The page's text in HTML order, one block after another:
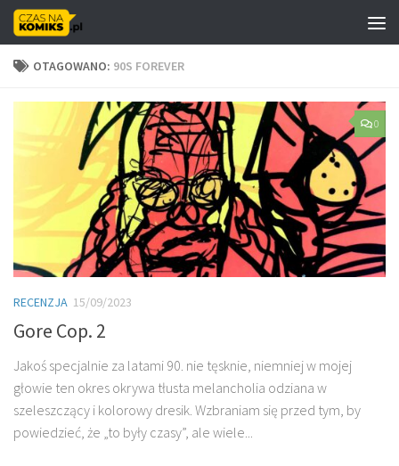
Skip to content
OTAGOWANO: 90S FOREVER
0
RECENZJA 15/09/2023
Gore Cop. 2
Jakoś specjalnie za latami 90. nie tęsknie, niemniej w mojej
głowie ten okres okrywa tłusta melancholia odziana w
szeleszczący i kolorowy dresik. Wzbraniam się przed tym, by
powiedzieć, że „to były czasy”, ale wiele...